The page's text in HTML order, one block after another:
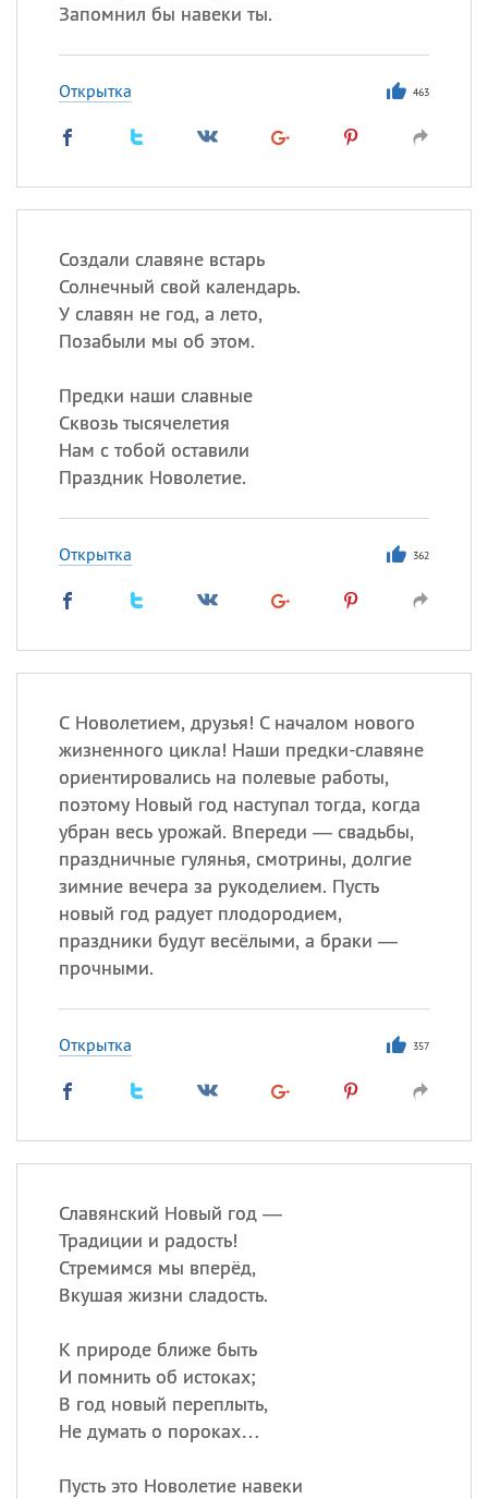
Запомнил бы навеки ты.
Открытка 463
Создали славяне встарь
Солнечный свой календарь.
У славян не год, а лето,
Позабыли мы об этом.
Предки наши славные
Сквозь тысячелетия
Нам с тобой оставили
Праздник Новолетие.
Открытка 362
С Новолетием, друзья! С началом нового
жизненного цикла! Наши предки-славяне
ориентировались на полевые работы,
поэтому Новый год наступал тогда, когда
убран весь урожай. Впереди — свадьбы,
праздничные гулянья, смотрины, долгие
зимние вечера за рукоделием. Пусть
новый год радует плодородием,
праздники будут весёлыми, а браки —
прочными.
Открытка 357
Славянский Новый год —
Традиции и радость!
Стремимся мы вперёд,
Вкушая жизни сладость.
К природе ближе быть
И помнить об истоках;
В год новый переплыть,
Не думать о пороках…
Пусть это Новолетие навеки